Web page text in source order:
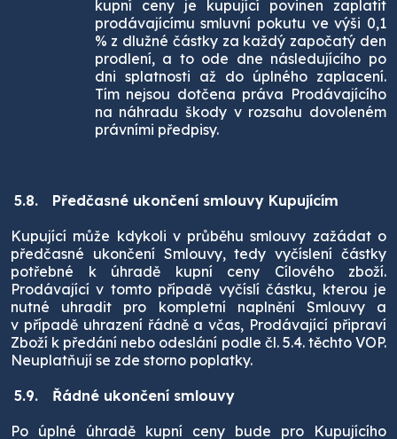
kupní ceny je kupující povinen zaplatit
prodávajícímu smluvní pokutu ve výši 0,1
% z dlužné částky za každý započatý den
prodlení, a to ode dne následujícího po
dni splatnosti až do úplného zaplacení.
Tím nejsou dotčena práva Prodávajícího
na náhradu škody v rozsahu dovoleném
právními předpisy.
5.8.
Předčasné ukončení smlouvy Kupujícím
Kupující může kdykoli v průběhu smlouvy zažádat o
předčasné ukončení Smlouvy, tedy vyčíslení částky
potřebné k úhradě kupní ceny Cílového zboží.
Prodávající v tomto případě vyčíslí částku, kterou je
nutné uhradit pro kompletní naplnění Smlouvy a
v případě uhrazení řádně a včas, Prodávající připraví
Zboží k předání nebo odeslání podle čl. 5.4. těchto VOP.
Neuplatňují se zde storno poplatky.
5.9.
Řádné ukončení smlouvy
Po úplné úhradě kupní ceny bude pro Kupujícího